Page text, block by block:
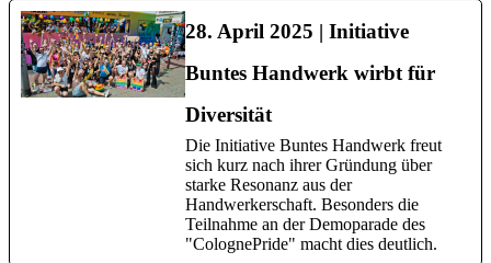
28. April 2025 | Initiative
Buntes Handwerk wirbt für
Diversität
Die Initiative Buntes Handwerk freut
sich kurz nach ihrer Gründung über
starke Resonanz aus der
Handwerkerschaft. Besonders die
Teilnahme an der Demoparade des
"ColognePride" macht dies deutlich.